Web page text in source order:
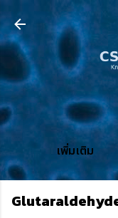
เพิ่มเติม